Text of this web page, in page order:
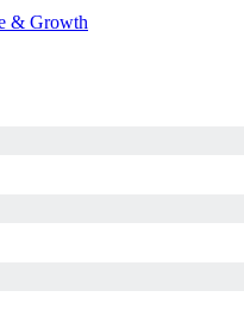
& Growth